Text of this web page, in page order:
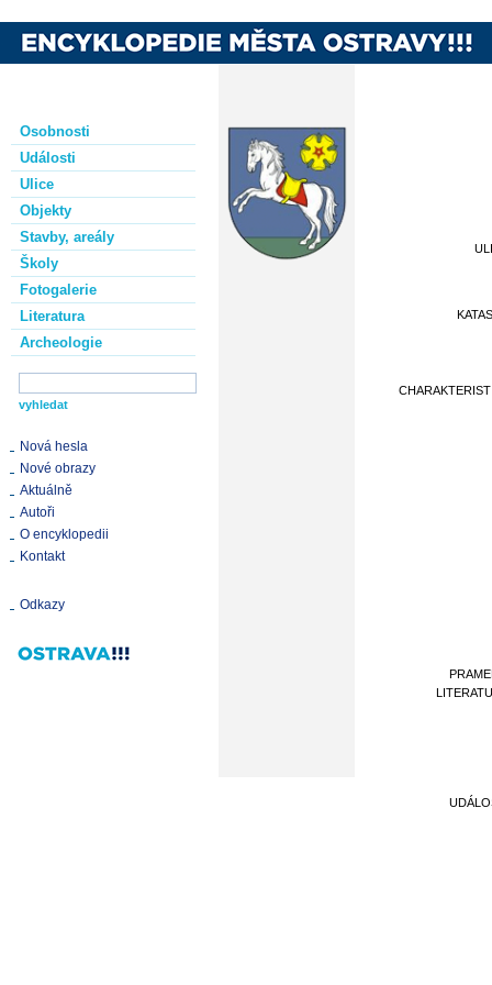
Osobnosti
Události
Ulice
Objekty
Stavby, areály
Školy
Fotogalerie
Literatura
Archeologie
Nová hesla
Nové obrazy
Aktuálně
Autoři
O encyklopedii
Kontakt
Odkazy